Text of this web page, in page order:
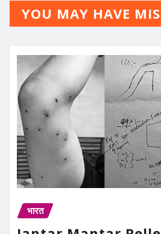
YOU MAY HAVE
भारत